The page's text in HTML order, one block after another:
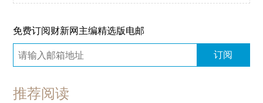
免费订阅财新网主编精选版电邮
订阅
推荐阅读